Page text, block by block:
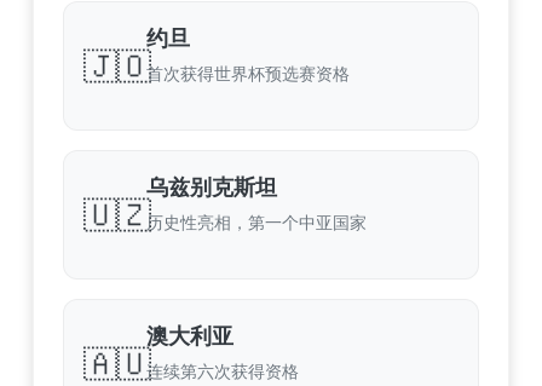
🇯🇴
约旦
首次获得世界杯预选赛资格
🇺🇿
乌兹别克斯坦
历史性亮相，第一个中亚国家
🇦🇺
澳大利亚
连续第六次获得资格